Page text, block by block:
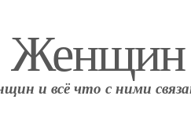
и всё что с ними